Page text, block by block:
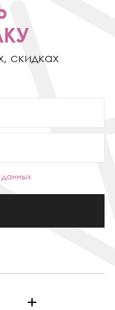
скидках